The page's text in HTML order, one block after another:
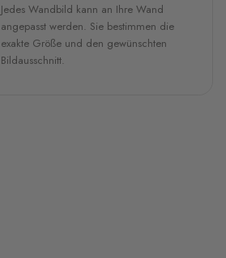
Jedes Wandbild kann an Ihre Wand
angepasst werden. Sie bestimmen die
exakte Größe und den gewünschten
Bildausschnitt.